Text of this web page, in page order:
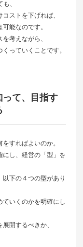
、
ストを下げれば、
能なのです。
考えながら、
っていくことです。
って、目指す
すればよいのか。
にし、経営の「型」を
下の４つの型があり
ていくのかを明確にし
開するべきか、